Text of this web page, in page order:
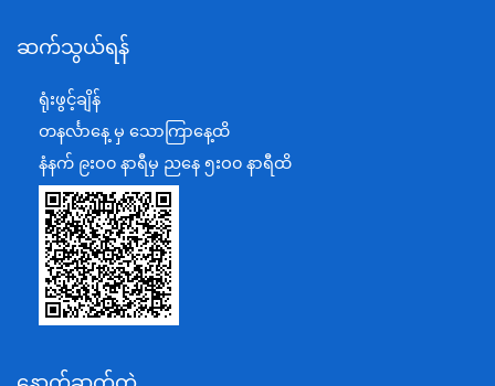
စီမံကိန်း၊ဘဏ္ဍာရေးနှင့်စက်မှုဝန်ကြီးဌာန
အပြည်ပြည်ဆိုင်ရာပူးပေါင်းဆောင်ရွက်ရေးဝန်ကြီးဌာန
ပြန်ကြားရေးဝန်ကြီးဌာန
သာသနာရေးနှင့် ယဉ်ကျေးမှုဝန်ကြီးဌာန
စိုက်ပျိုးရေး၊မွေးမြူရေးနှင့်ဆည်မြောင်းဝန်ကြီးဌာန
ပို့ဆောင်ရေးနှင့်ဆက်သွယ်ရေးဝန်ကြီးဌာန
သယံဇာတနှင့်ပတ်ဝန်းကျင်ထိန်းသိမ်းရေးဝန်ကြီးဌာန
ဆက်သွယ်ရန်
ရုံးဖွင့်ချိန်
တနင်္လာနေ့ မှ သောကြာနေ့ထိ
နံနက် ၉းဝ၀ နာရီမှ ညနေ ၅းဝ၀ နာရီထိ